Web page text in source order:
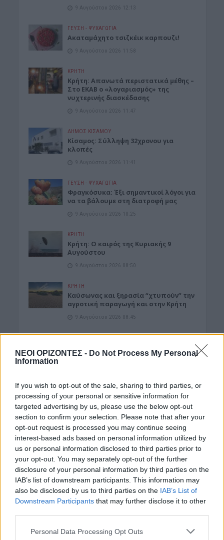
ΝΕΟΙ ΟΡΙΖΟΝΤΕΣ - Do Not Process My Personal
Information
If you wish to opt-out of the sale, sharing to third parties, or
processing of your personal or sensitive information for
targeted advertising by us, please use the below opt-out
section to confirm your selection. Please note that after your
opt-out request is processed you may continue seeing
interest-based ads based on personal information utilized by
us or personal information disclosed to third parties prior to
your opt-out. You may separately opt-out of the further
disclosure of your personal information by third parties on the
IAB’s list of downstream participants. This information may
also be disclosed by us to third parties on the IAB’s List of
Downstream Participants that may further disclose it to other
Personal Data Processing Opt Outs
9 Αυγούστου 2026 12:13
ΓΕΎΣΗ - ΨΥΧΑΓΩΓΊΑ
Ακαταμάχητο τσιζκέικ καρπουζι!
9 Αυγούστου 2026 11:58
ΚΡΗΤΗ
Κρήτη: Απανωτά περιστατικά μέθης –
Στο ΕΚΑΒ ο «λογαριασμός» της
νυχτερινής διασκέδασης
9 Αυγούστου 2026 11:47
ΔΉΜΟΣ ΚΙΣΆΜΟΥ
Κίσαμος: Σύλληψη 32χρονου για
κλοπές
9 Αυγούστου 2026 11:41
ΓΕΎΣΗ - ΨΥΧΑΓΩΓΊΑ
Φραγκόσυκα: Έξι σημαντικοί λόγοι για
να τα βάλουμε στη διατροφή μας
9 Αυγούστου 2026 10:25
ΚΡΗΤΗ
Κρήτη: Ο καιρός της Κυριακής 9
Αυγούστου
9 Αυγούστου 2026 08:50
ΚΡΗΤΗ
Καύσωνας και ξηρασία “χτυπούν” την
αγροτική παραγωγή και στην Κρήτη
9 Αυγούστου 2026 08:45
62χρονη τουρίστρια στη θάλασσα
ΕΝΔΙΑΦΕΡΟΝΤΑ
Τα ζώδια της Κυριακής 9 Αυγούστου
9 Αυγούστου 2026 08:22
ΜΑΤΙΕΣ ΣΤΟ ΠΑΡΕΛΘΟΝ • ΠΟΛΙΤΙΚΗ
Έλληνες πρωθυπουργοί που
«έφυγαν» πάμφτωχοι
8 Αυγούστου 2026 19:33
ΓΕΎΣΗ - ΨΥΧΑΓΩΓΊΑ
Στάκα, η Κρητική κρέμα γάλακτος –
Συνταγές με αυγά και πατάτες
8 Αυγούστου 2026 16:30
ΑΓΡΟΤΙΚΑ